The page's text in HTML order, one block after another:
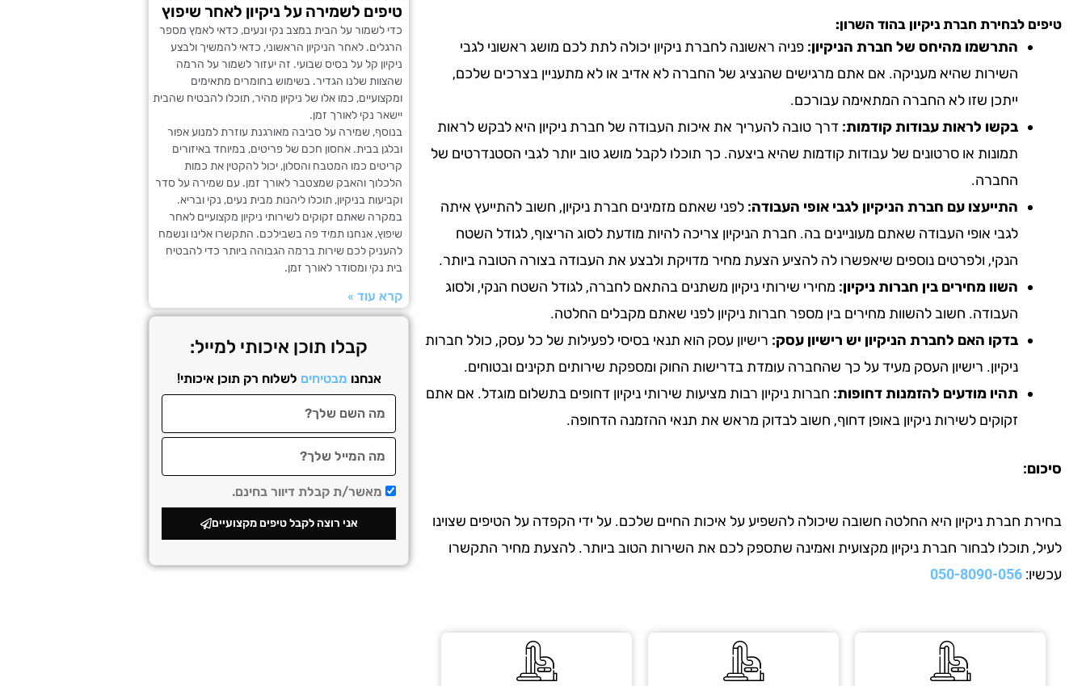
טיפים לבחירת חברת ניקיון בהוד השרון:
התרשמו מהיחס של חברת הניקיון: פניה ראשונה לחברת ניקיון יכולה לתת לכם מושג ראשוני לגבי
השירות שהיא מעניקה. אם אתם מרגישים שהנציג של החברה לא אדיב או לא מתעניין בצרכים שלכם,
ייתכן שזו לא החברה המתאימה עבורכם.
בקשו לראות עבודות קודמות: דרך טובה להעריך את איכות העבודה של חברת ניקיון היא לבקש לראות
תמונות או סרטונים של עבודות קודמות שהיא ביצעה. כך תוכלו לקבל מושג טוב יותר לגבי הסטנדרטים של
החברה.
התייעצו עם חברת הניקיון לגבי אופי העבודה: לפני שאתם מזמינים חברת ניקיון, חשוב להתייעץ איתה
לגבי אופי העבודה שאתם מעוניינים בה. חברת הניקיון צריכה להיות מודעת לסוג הריצוף, לגודל השטח
הנקי, ולפרטים נוספים שיאפשרו לה להציע הצעת מחיר מדויקת ולבצע את העבודה בצורה הטובה ביותר.
השוו מחירים בין חברות ניקיון: מחירי שירותי ניקיון משתנים בהתאם לחברה, לגודל השטח הנקי, ולסוג
העבודה. חשוב להשוות מחירים בין מספר חברות ניקיון לפני שאתם מקבלים החלטה.
בדקו האם לחברת הניקיון יש רישיון עסק: רישיון עסק הוא תנאי בסיסי לפעילות של כל עסק, כולל חברות
ניקיון. רישיון העסק מעיד על כך שהחברה עומדת בדרישות החוק ומספקת שירותים תקינים ובטוחים.
תהיו מודעים להזמנות דחופות: חברות ניקיון רבות מציעות שירותי ניקיון דחופים בתשלום מוגדל. אם אתם
זקוקים לשירות ניקיון באופן דחוף, חשוב לבדוק מראש את תנאי ההזמנה הדחופה.
סיכום:
בחירת חברת ניקיון היא החלטה חשובה שיכולה להשפיע על איכות החיים שלכם. על ידי הקפדה על הטיפים שצוינו
לעיל, תוכלו לבחור חברת ניקיון מקצועית ואמינה שתספק לכם את השירות הטוב ביותר. להצעת מחיר התקשרו
עכשיו:
טיפים לשמירה על ניקיון לאחר שיפוץ
כדי לשמור על הבית במצב נקי ונעים, כדאי לאמץ מספר
הרגלים. לאחר הניקיון הראשוני, כדאי להמשיך ולבצע
ניקיון קל על בסיס שבועי. זה יעזור לשמור על הרמה
שהצוות שלנו הגדיר. בשימוש בחומרים מתאימים
ומקצועיים, כמו אלו של ניקיון מהיר, תוכלו להבטיח שהבית
יישאר נקי לאורך זמן.
בנוסף, שמירה על סביבה מאורגנת עוזרת למנוע אפור
ובלגן בבית. אחסון חכם של פריטים, במיוחד באיזורים
קריטים כמו המטבח והסלון, יכול להקטין את כמות
הלכלוך והאבק שמצטבר לאורך זמן. עם שמירה על סדר
וקביעות בניקיון, תוכלו ליהנות מבית נעים, נקי ובריא.
במקרה שאתם זקוקים לשירותי ניקיון מקצועיים לאחר
שיפוץ, אנחנו תמיד פה בשבילכם. התקשרו אלינו ונשמח
להעניק לכם שירות ברמה הגבוהה ביותר כדי להבטיח
בית נקי ומסודר לאורך זמן.
קרא עוד »
קבלו תוכן איכותי למייל:
אנחנו מבטיחים לשלוח רק תוכן איכותי!
מאשר/ת קבלת דיוור בחינם.
אני רוצה לקבל טיפים מקצועיים